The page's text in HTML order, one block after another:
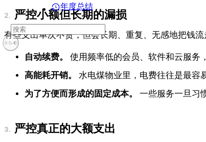
年度总结
严控小额但长期的漏损
有些支出单次不贵，但会长期、重复、无感地把钱
自动续费。
使用频率低的会员、软件和云服务
高能耗开销。
水电煤物业里，电费往往是最容
为了方便而形成的固定成本。
一些服务一旦习
严控真正的大额支出